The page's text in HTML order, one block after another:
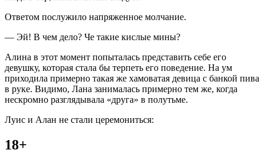
Ответом послужило напряженное молчание.
— Эй! В чем дело? Че такие кислые мины?
Алина в этот момент попыталась представить себе его
девушку, которая стала бы терпеть его поведение. На ум
приходила примерно такая же хамоватая девица с банкой пива
в руке. Видимо, Лана занималась примерно тем же, когда
нескромно разглядывала «друга» в полутьме.
Луис и Алан не стали церемониться:
18+